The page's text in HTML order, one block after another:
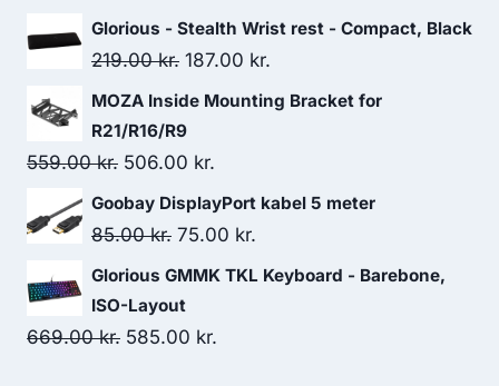
price
was:
price
is:
Glorious - Stealth Wrist rest - Compact, Black
219.00kr. Original
price
was:
219.00 kr..
187.00 kr.
price
MOZA Inside Mounting Bracket for
R21/R16/R9
559.00kr. Original
price
was:
506.00 kr.
price
is:
Goobay DisplayPort kabel 5 meter
85.00kr. Original
price
was:
85.00 kr..
75.00 kr.
price
Glorious GMMK TKL Keyboard - Barebone,
ISO-Layout
669.00kr. Original
585.00 kr.